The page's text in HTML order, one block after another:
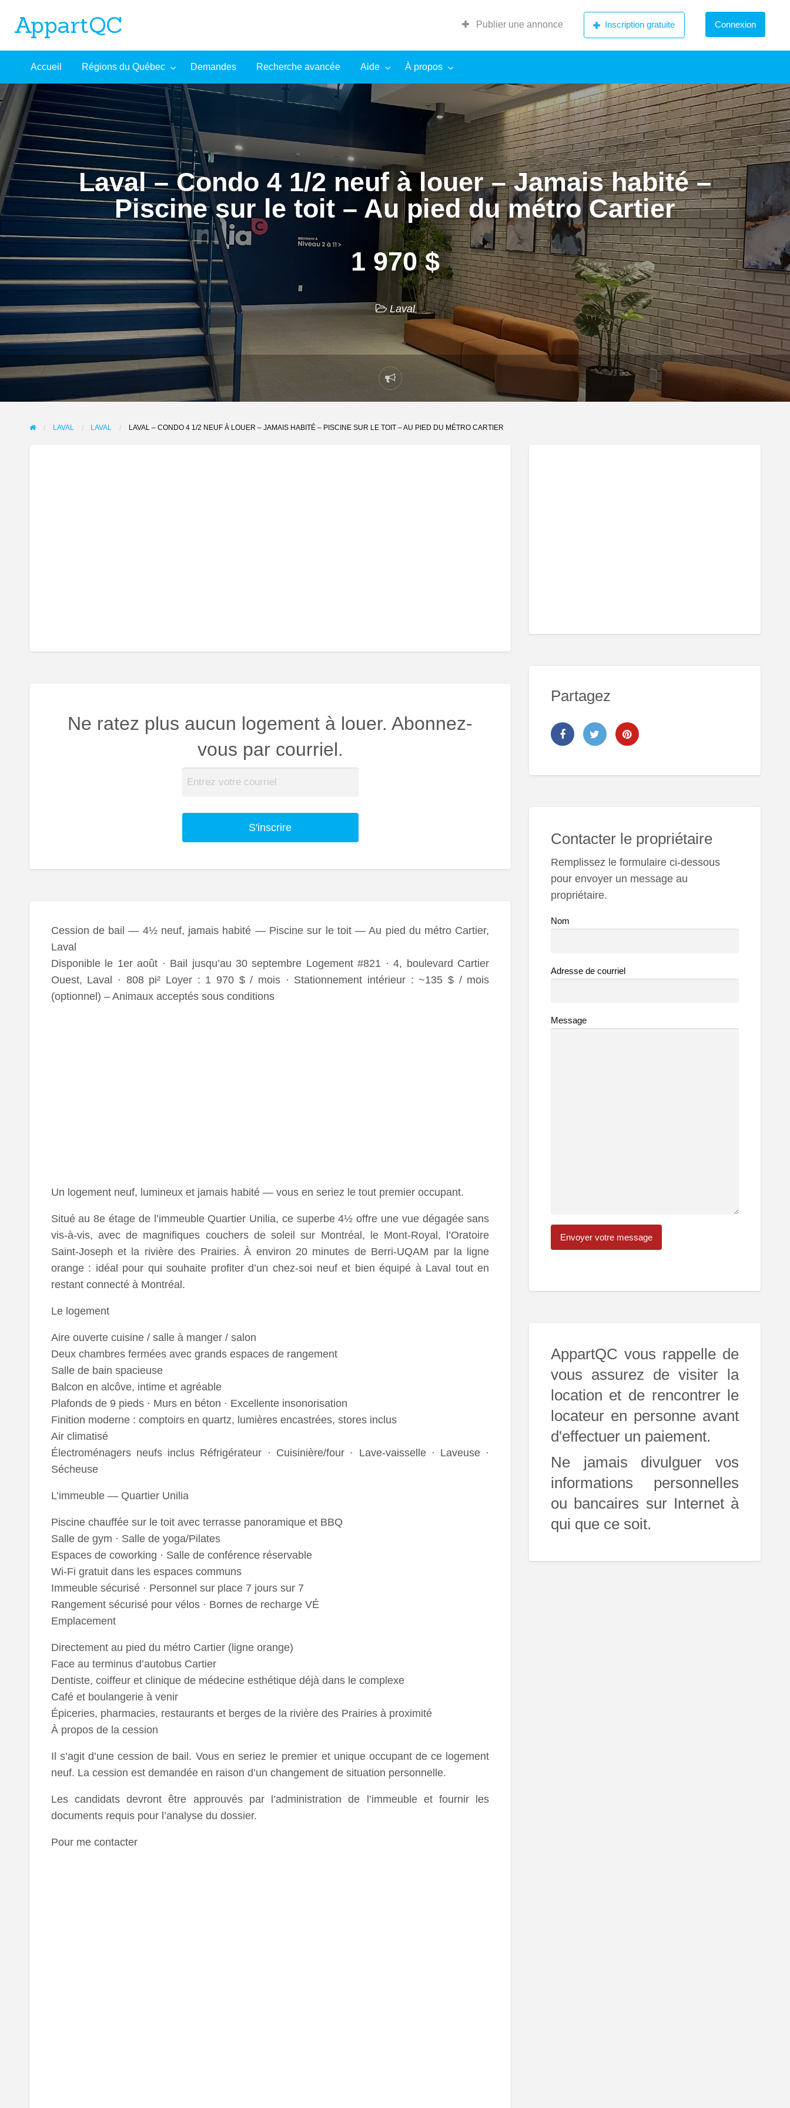
Recherche
Aide
À
AppartQC Publier une annonce Inscription gratuite Connexion
Accueil Régions du Québec Demandes Recherche avancée Aide À propos
Laval – Condo 4 1/2 neuf à louer – Jamais habité –
Piscine sur le toit – Au pied du métro Cartier
1 970 $
Laval
Signaler
un
LAVAL LAVAL LAVAL – CONDO 4 1/2 NEUF À LOUER – JAMAIS HABITÉ – PISCINE SUR LE TOIT – AU PIED DU MÉTRO CARTIER
Ne ratez plus aucun logement à louer. Abonnez-
vous par courriel.
S'inscrire
Cession de bail — 4½ neuf, jamais habité — Piscine sur le toit — Au pied du métro Cartier,
Laval
Disponible le 1er août · Bail jusqu’au 30 septembre Logement #821 · 4, boulevard Cartier
Ouest, Laval · 808 pi² Loyer : 1 970 $ / mois · Stationnement intérieur : ~135 $ / mois
(optionnel) – Animaux acceptés sous conditions
Un logement neuf, lumineux et jamais habité — vous en seriez le tout premier occupant.
Situé au 8e étage de l’immeuble Quartier Unilia, ce superbe 4½ offre une vue dégagée sans
vis-à-vis, avec de magnifiques couchers de soleil sur Montréal, le Mont-Royal, l’Oratoire
Saint-Joseph et la rivière des Prairies. À environ 20 minutes de Berri-UQAM par la ligne
orange : idéal pour qui souhaite profiter d’un chez-soi neuf et bien équipé à Laval tout en
restant connecté à Montréal.
Le logement
Aire ouverte cuisine / salle à manger / salon
Deux chambres fermées avec grands espaces de rangement
Salle de bain spacieuse
Balcon en alcôve, intime et agréable
Plafonds de 9 pieds · Murs en béton · Excellente insonorisation
Finition moderne : comptoirs en quartz, lumières encastrées, stores inclus
Air climatisé
Électroménagers neufs inclus Réfrigérateur · Cuisinière/four · Lave-vaisselle · Laveuse ·
Sécheuse
L’immeuble — Quartier Unilia
Piscine chauffée sur le toit avec terrasse panoramique et BBQ
Salle de gym · Salle de yoga/Pilates
Espaces de coworking · Salle de conférence réservable
Wi-Fi gratuit dans les espaces communs
Immeuble sécurisé · Personnel sur place 7 jours sur 7
Rangement sécurisé pour vélos · Bornes de recharge VÉ
Emplacement
Directement au pied du métro Cartier (ligne orange)
Face au terminus d’autobus Cartier
Dentiste, coiffeur et clinique de médecine esthétique déjà dans le complexe
Café et boulangerie à venir
Épiceries, pharmacies, restaurants et berges de la rivière des Prairies à proximité
À propos de la cession
Il s’agit d’une cession de bail. Vous en seriez le premier et unique occupant de ce logement
neuf. La cession est demandée en raison d’un changement de situation personnelle.
Les candidats devront être approuvés par l’administration de l’immeuble et fournir les
documents requis pour l’analyse du dossier.
Pour me contacter
Partagez
Contacter le propriétaire
Remplissez le formulaire ci-dessous
pour envoyer un message au
propriétaire.
Nom
Adresse de courriel
Message
AppartQC vous rappelle de
vous assurez de visiter la
location et de rencontrer le
locateur en personne avant
d'effectuer un paiement.
Ne jamais divulguer vos
informations personnelles
ou bancaires sur Internet à
qui que ce soit.